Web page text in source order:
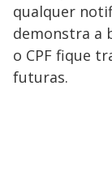
qualquer
demonstra a
o CPF fique
futuras.